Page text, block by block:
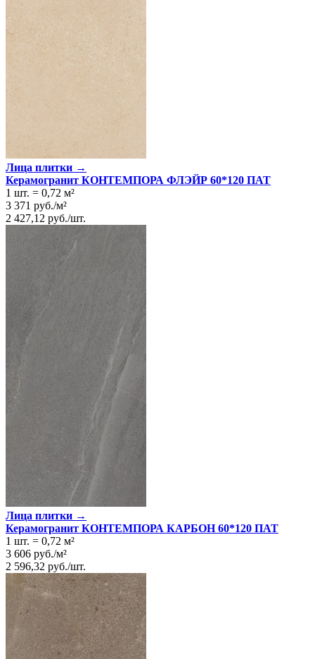
Лица плитки →
Керамогранит КОНТЕМПОРА ФЛЭЙР 60*120 ПАТ
1 шт. = 0,72 м²
3 371 руб./м²
2 427,12 руб./шт.
Лица плитки →
Керамогранит КОНТЕМПОРА КАРБОН 60*120 ПАТ
1 шт. = 0,72 м²
3 606 руб./м²
2 596,32 руб./шт.